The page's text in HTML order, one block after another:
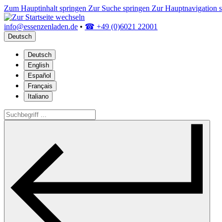
Zum Hauptinhalt springen Zur Suche springen Zur Hauptnavigation
info@essenzenladen.de • ☎ +49 (0)6021 22001
Deutsch
Deutsch
English
Español
Français
Italiano